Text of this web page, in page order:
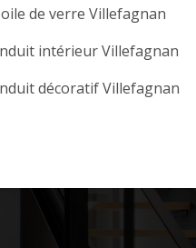
de verre Villefagnan
intérieur Villefagnan
décoratif Villefagnan